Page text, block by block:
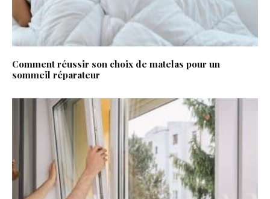
Comment réussir son choix de matelas pour un
sommeil réparateur